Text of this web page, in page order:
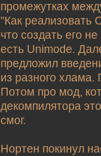
промежутках
"Как реализовать
что создать его
есть Unimode.
предложил
из разного
Потом про мод,
декомпилятора
смог.
Нортен покинул